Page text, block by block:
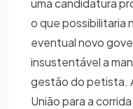
uma candidatura
o que possibilitaria
eventual novo
insustentável a
gestão do petista.
União para a